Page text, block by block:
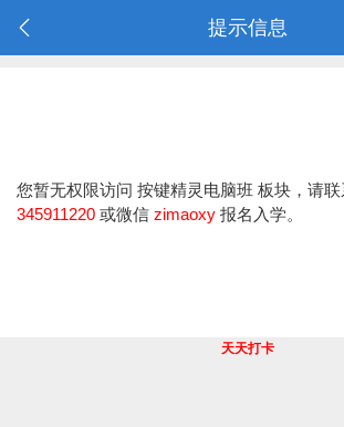
提示信息
您暂无权限访问 按键精灵电脑班 板块，请
345911220 或微信 zimaoxy 报名入学。
天天打卡